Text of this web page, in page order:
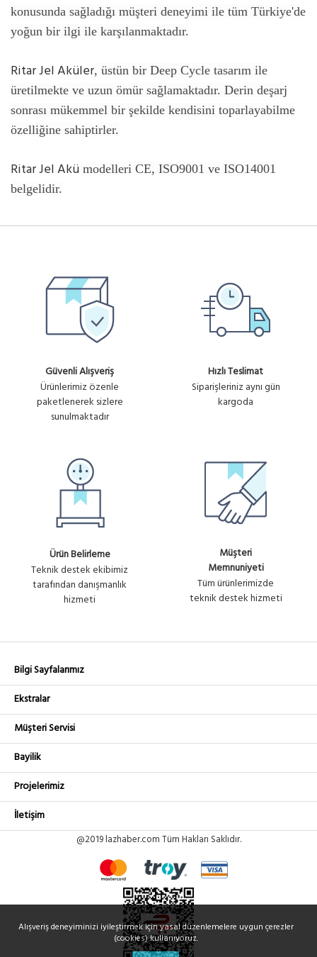
konusunda sağladığı müşteri deneyimi ile tüm Türkiye'de
yoğun bir ilgi ile karşılanmaktadır.
Ritar Jel Aküler, üstün bir Deep Cycle tasarım ile
üretilmekte ve uzun ömür sağlamaktadır. Derin deşarj
sonrası mükemmel bir şekilde kendisini toparlayabilme
özelliğine sahiptirler.
Ritar Jel Akü modelleri CE, ISO9001 ve ISO14001
belgelidir.
Güvenli Alışveriş
Ürünlerimiz özenle
paketlenerek sizlere
sunulmaktadır
Hızlı Teslimat
Siparişleriniz aynı gün
kargoda
Ürün Belirleme
Teknik destek ekibimiz
tarafından danışmanlık
hizmeti
Müşteri
Memnuniyeti
Tüm ürünlerimizde
teknik destek hizmeti
Bilgi Sayfalarımız
Ekstralar
Müşteri Servisi
Bayilik
Projelerimiz
İletişim
@2019 lazhaber.com Tüm Hakları Saklıdır.
Alışveriş deneyiminizi iyileştirmek için yasal düzenlemelere uygun çerezler
(cookies) kullanıyoruz.